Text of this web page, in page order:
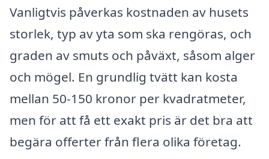
Vanligtvis påverkas kostnaden av husets
storlek, typ av yta som ska rengöras, och
graden av smuts och påväxt, såsom alger
och mögel. En grundlig tvätt kan kosta
mellan 50-150 kronor per kvadratmeter,
men för att få ett exakt pris är det bra att
begära offerter från flera olika företag.